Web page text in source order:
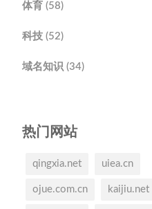
体育 (58)
科技 (52)
域名知识 (34)
热门网站
qingxia.net uiea.cn
ojue.com.cn kaijiu.net